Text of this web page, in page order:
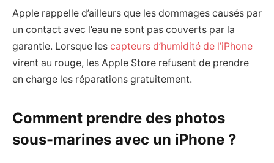
Apple rappelle d’ailleurs que les dommages causés par
un contact avec l’eau ne sont pas couverts par la
garantie. Lorsque les capteurs d’humidité de l’iPhone
virent au rouge, les Apple Store refusent de prendre
en charge les réparations gratuitement.
Comment prendre des photos
sous-marines avec un iPhone ?